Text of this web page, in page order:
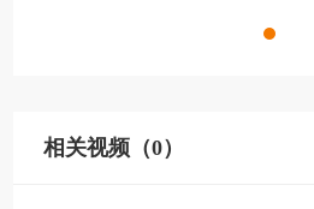
相关视频（0）